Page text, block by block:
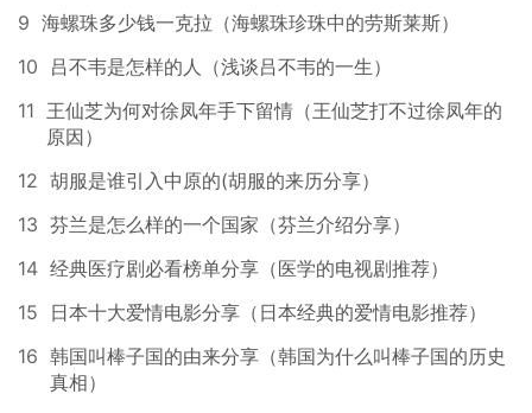
9 海螺珠多少钱一克拉（海螺珠珍珠中的劳斯莱斯）
10
吕不韦是怎样的人（浅谈吕不韦的一生）
11 王仙芝为何对徐凤年手下留情（王仙芝打不过徐凤年的
原因）
12 胡服是谁引入中原的(胡服的来历分享）
13 芬兰是怎么样的一个国家（芬兰介绍分享）
14 经典医疗剧必看榜单分享（医学的电视剧推荐）
15
日本十大爱情电影分享（日本经典的爱情电影推荐）
16 韩国叫棒子国的由来分享（韩国为什么叫棒子国的历史
真相）